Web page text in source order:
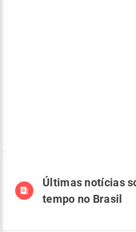
Últimas notícias
tempo no Brasil